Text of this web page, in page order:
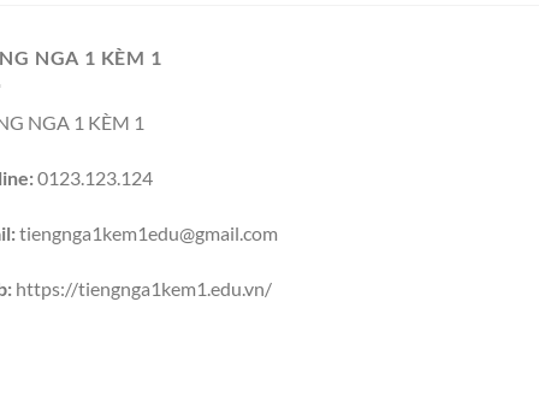
NGA 1 KÈM 1
NGA 1 KÈM 1
0123.123.124
tiengnga1kem1edu@gmail.com
https://tiengnga1kem1.edu.vn/